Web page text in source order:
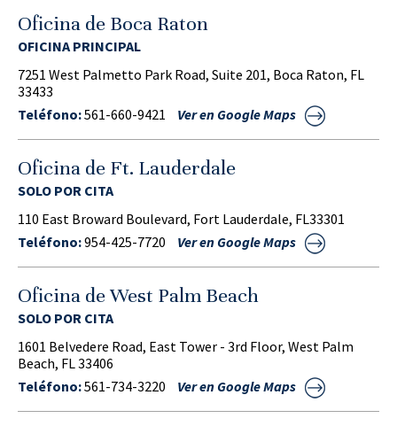
Oficina de Boca Raton
OFICINA PRINCIPAL
7251 West Palmetto Park Road, Suite 201, Boca Raton, FL
33433
Teléfono:561-660-9421 Ver en Google Maps
Oficina de Ft. Lauderdale
SOLO POR CITA
110 East Broward Boulevard, Fort Lauderdale, FL33301
Teléfono:954-425-7720 Ver en Google Maps
Oficina de West Palm Beach
SOLO POR CITA
1601 Belvedere Road, East Tower - 3rd Floor, West Palm
Beach, FL 33406
Teléfono:561-734-3220 Ver en Google Maps